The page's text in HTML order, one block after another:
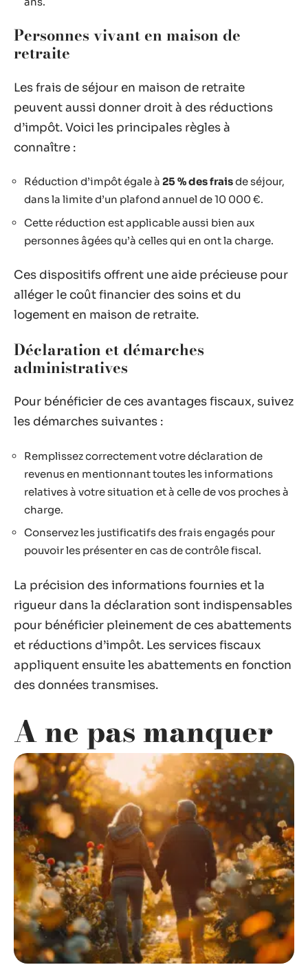
Personnes vivant en maison de
retraite
Les frais de séjour en maison de retraite
peuvent aussi donner droit à des réductions
d’impôt. Voici les principales règles à
connaître :
Réduction d’impôt égale à 25 % des fraisde séjour,
dans la limite d’un plafond annuel de 10 000 €.
Cette réduction est applicable aussi bien aux
personnes âgées qu’à celles qui en ont la charge.
Ces dispositifs offrent une aide précieuse pour
alléger le coût financier des soins et du
logement en maison de retraite.
Déclaration et démarches
administratives
Pour bénéficier de ces avantages fiscaux, suivez
les démarches suivantes :
Remplissez correctement votre déclaration de
revenus en mentionnant toutes les informations
relatives à votre situation et à celle de vos proches à
charge.
Conservez les justificatifs des frais engagés pour
pouvoir les présenter en cas de contrôle fiscal.
La précision des informations fournies et la
rigueur dans la déclaration sont indispensables
pour bénéficier pleinement de ces abattements
et réductions d’impôt. Les services fiscaux
appliquent ensuite les abattements en fonction
des données transmises.
A ne pas manquer